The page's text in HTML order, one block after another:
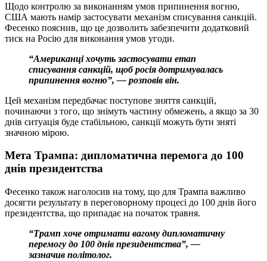
Щодо контролю за виконанням умов припинення вогню,
США мають намір застосувати механізм списування санкцій.
Фесенко пояснив, що це дозволить забезпечити додатковий
тиск на Росію для виконання умов угоди.
“Американці хочуть застосувати етап
списування санкцій, щоб росія дотримувалась
припинення вогню”, — розповів він.
Цей механізм передбачає поступове зняття санкцій,
починаючи з того, що знімуть частину обмежень, а якщо за 30
днів ситуація буде стабільною, санкції можуть бути зняті
значною мірою.
Мета Трампа: дипломатична перемога до 100
днів президентства
Фесенко також наголосив на тому, що для Трампа важливо
досягти результату в переговорному процесі до 100 днів його
президентства, що припадає на початок травня.
“Трамп хоче отримати вагому дипломатичну
перемогу до 100 днів президентства”, —
зазначив політолог.